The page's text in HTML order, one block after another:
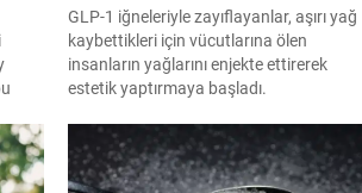
GLP-1 iğneleriyle zayıflayanlar, aşırı yağ
kaybettikleri için vücutlarına ölen
insanların yağlarını enjekte ettirerek
estetik yaptırmaya başladı.